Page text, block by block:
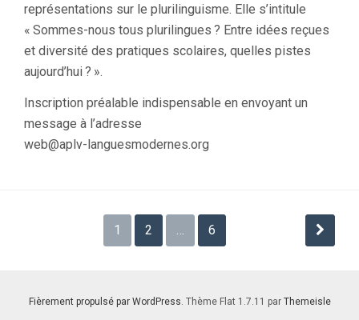
représentations sur le plurilinguisme. Elle s’intitule
« Sommes-nous tous plurilingues ? Entre idées reçues
et diversité des pratiques scolaires, quelles pistes
aujourd’hui? ».
Inscription préalable indispensable en envoyant un
message à l’adresse
web@aplv-languesmodernes.org
Pagination
1 2 … 6
Fièrement propulsé par WordPress. Thème Flat 1.7.11 par Themeisle